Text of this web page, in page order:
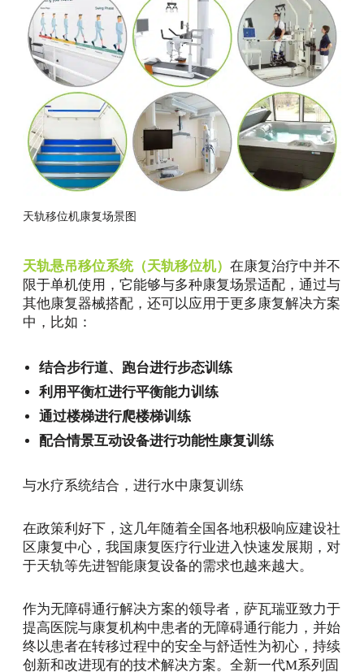
天轨移位机康复场景图
天轨悬吊移位系统（天轨移位机） 在康复治疗中并不
限于单机使用，它能够与多种康复场景适配，通过与
其他康复器械搭配，还可以应用于更多康复解决方案
中，比如：
结合步行道、跑台进行步态训练
利用平衡杠进行平衡能力训练
通过楼梯进行爬楼梯训练
配合情景互动设备进行功能性康复训练
与水疗系统结合，进行水中康复训练
在政策利好下，这几年随着全国各地积极响应建设社
区康复中心，我国康复医疗行业进入快速发展期，对
于天轨等先进智能康复设备的需求也越来越大。
作为无障碍通行解决方案的领导者，萨瓦瑞亚致力于
提高医院与康复机构中患者的无障碍通行能力，并始
终以患者在转移过程中的安全与舒适性为初心，持续
创新和改进现有的技术解决方案。全新一代M系列固